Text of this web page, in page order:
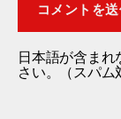
日本語が含ま
さい。（スパム